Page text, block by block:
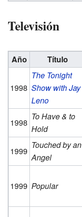
Televisión
Año Título
1998
The Tonight
Show with Jay
Leno
1998
To Have & to
Hold
1999
Touched by an
Angel
1999 Popular